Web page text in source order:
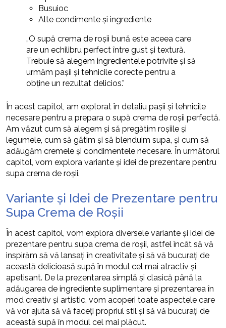
Busuioc
Alte condimente și ingrediente
„O supă crema de roșii bună este aceea care
are un echilibru perfect între gust și textură.
Trebuie să alegem ingredientele potrivite și să
urmăm pașii și tehnicile corecte pentru a
obține un rezultat delicios.”
În acest capitol, am explorat în detaliu pașii și tehnicile
necesare pentru a prepara o supă crema de roșii perfectă.
Am văzut cum să alegem și să pregătim roșiile și
legumele, cum să gătim și să blenduim supa, și cum să
adăugăm cremele și condimentele necesare. În următorul
capitol, vom explora variante și idei de prezentare pentru
supa crema de roșii.
Variante și Idei de Prezentare pentru
Supa Crema de Roșii
În acest capitol, vom explora diversele variante și idei de
prezentare pentru supa crema de roșii, astfel încât să vă
inspirăm să vă lansați în creativitate și să vă bucurați de
această delicioasă supă în modul cel mai atractiv și
apetisant. De la prezentarea simplă și clasică până la
adăugarea de ingrediente suplimentare și prezentarea în
mod creativ și artistic, vom acoperi toate aspectele care
vă vor ajuta să vă faceți propriul stil și să vă bucurați de
această supă în modul cel mai plăcut.